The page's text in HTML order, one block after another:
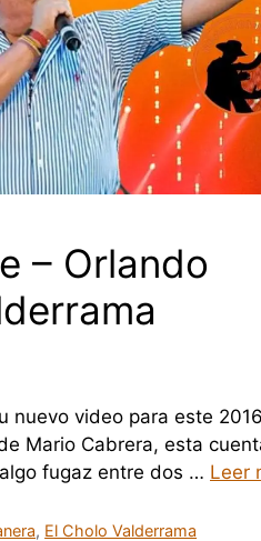
– Orlando
nuevo video para este
Mario Cabrera, esta
fugaz entre dos … Leer
, El Cholo Valderrama